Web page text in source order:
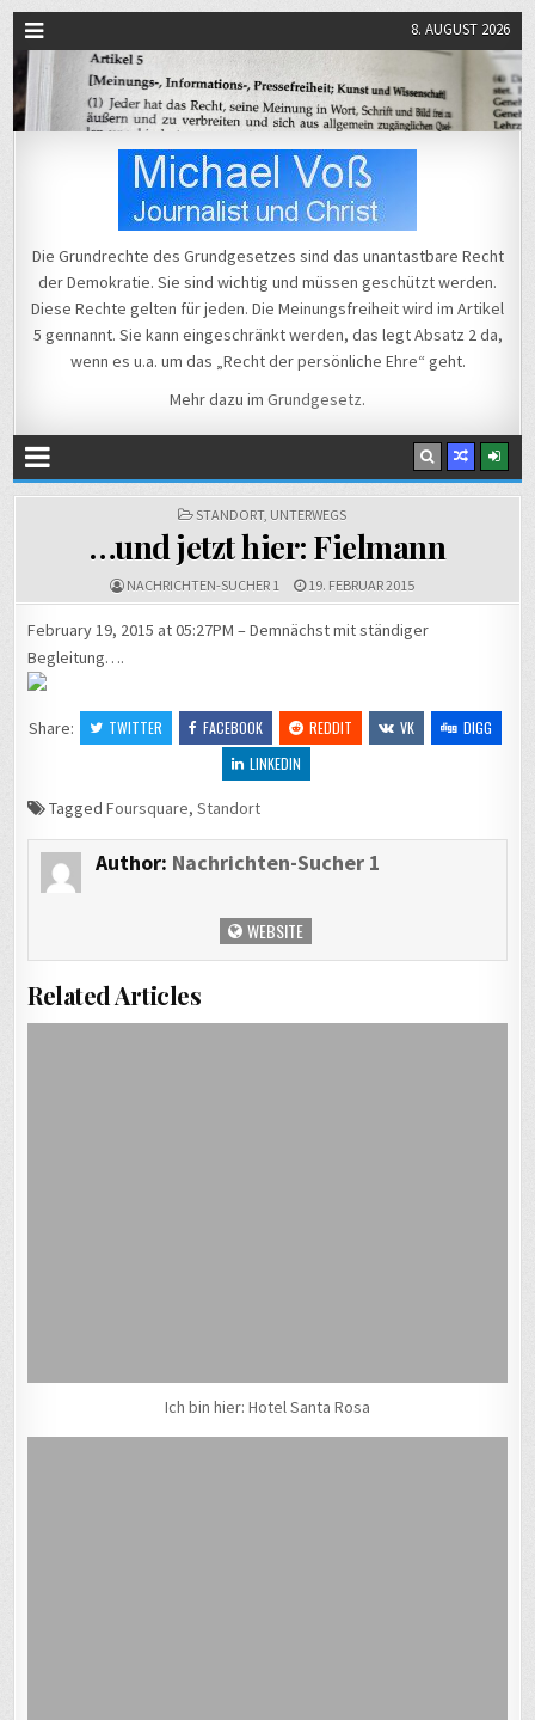
8. AUGUST 2026
Michael Voß
Die Grundrechte des Grundgesetzes sind das unantastbare Recht
der Demokratie. Sie sind wichtig und müssen geschützt werden.
Diese Rechte gelten für jeden. Die Meinungsfreiheit wird im Artikel
5 gennannt. Sie kann eingeschränkt werden, das legt Absatz 2 da,
wenn es u.a. um das „Recht der persönliche Ehre“ geht.
Mehr dazu im Grundgesetz.
POSTED
STANDORT, UNTERWEGS
…und jetzt hier: Fielmann
NACHRICHTEN-SUCHER 1 19. FEBRUAR 2015
February 19, 2015 at 05:27PM – Demnächst mit ständiger
Begleitung….
Share: TWITTER FACEBOOK REDDIT VK
DIGG
LINKEDIN
TaggedFoursquare,Standort
Author: Nachrichten-Sucher 1
WEBSITE
Related Articles
Ich bin hier: Hotel Santa Rosa